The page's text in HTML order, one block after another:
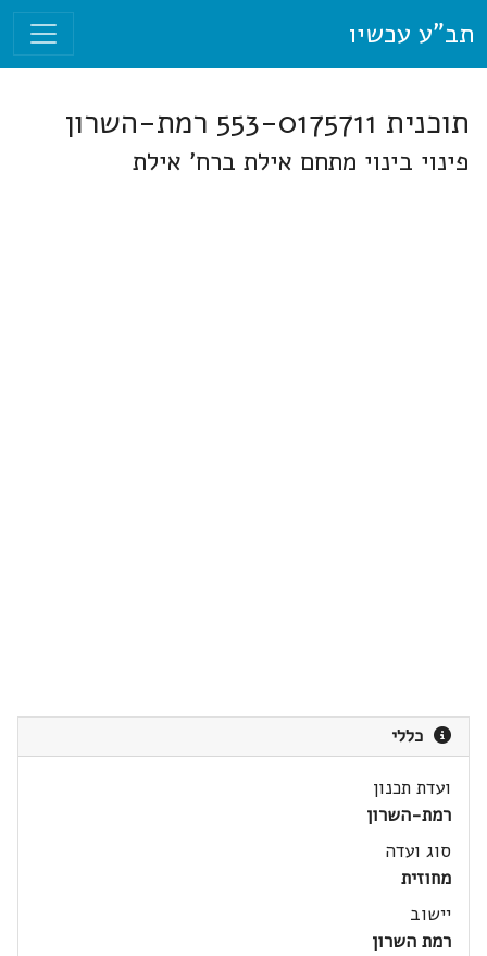
תב"ע עכשיו
תוכנית 553-0175711 רמת-השרון
פינוי בינוי מתחם אילת ברח' אילת
כללי
ועדת תכנון
רמת-השרון
סוג ועדה
מחוזית
יישוב
רמת השרון